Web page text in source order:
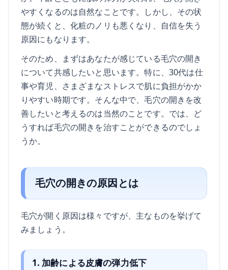
やすくなるのは自然なことです。しかし、その状
態が続くと、化粧のノリも悪くなり、自信を失う
原因にもなります。
そのため、まずはあなたが感じている毛穴の開き
について共感したいと思います。特に、30代は仕
事や育児、さまざまなストレスで肌に負担がかか
りやすい時期です。そんな中で、毛穴の開きを改
善したいと考えるのは当然のことです。では、ど
うすれば毛穴の開きを治すことができるのでしょ
うか。
毛穴の開きの原因とは
毛穴が開く原因は様々ですが、主なものを挙げて
みましょう。
1. 加齢による皮膚の弾力低下